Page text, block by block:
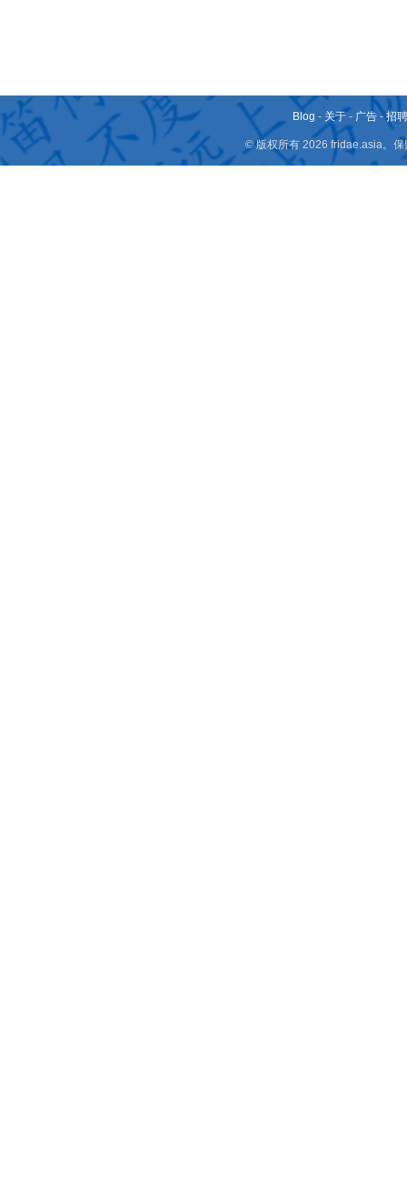
Blog - 关于 - 广告 -招
© 版权所有 2026 fridae.asia。